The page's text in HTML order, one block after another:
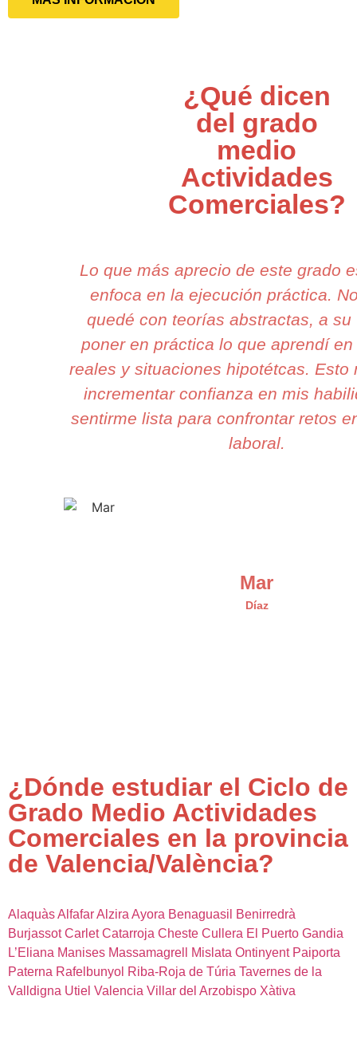
¿Qué dicen
del grado
medio
Actividades
Comerciales?
Lo que más aprecio de este grado
enfoca en la ejecución práctica.
quedé con teorías abstractas, a su
poner en práctica lo que aprendí
reales y situaciones hipotétcas. Esto
incrementar confianza en mis
sentirme lista para confrontar retos
laboral.
Mar
Díaz
¿Dónde estudiar el Ciclo de
Grado Medio Actividades
Comerciales en la provincia
de Valencia/València?
AlaquàsAlfafarAlziraAyora Benaguasil
Benirredrà
Burjassot Carlet Catarroja Cheste Cullera El Puerto Gandia
L’Eliana Manises Massamagrell Mislata Ontinyent Paiporta
Paterna Rafelbunyol Riba-Roja de Túria Tavernes de la
Valldigna Utiel Valencia Villar del Arzobispo Xàtiva